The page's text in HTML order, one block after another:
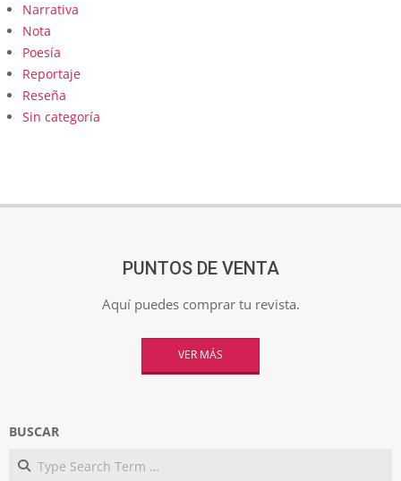
Narrativa
Nota
Poesía
Reportaje
Reseña
Sin categoría
PUNTOS DE VENTA
Aquí puedes comprar tu revista.
VER MÁS
BUSCAR
Search